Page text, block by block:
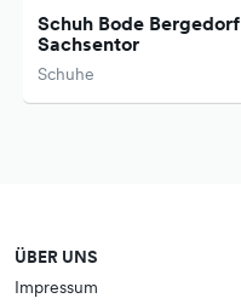
Schuh Bode Bergedorf
Sachsentor
Schuhe
ÜBER UNS
Impressum